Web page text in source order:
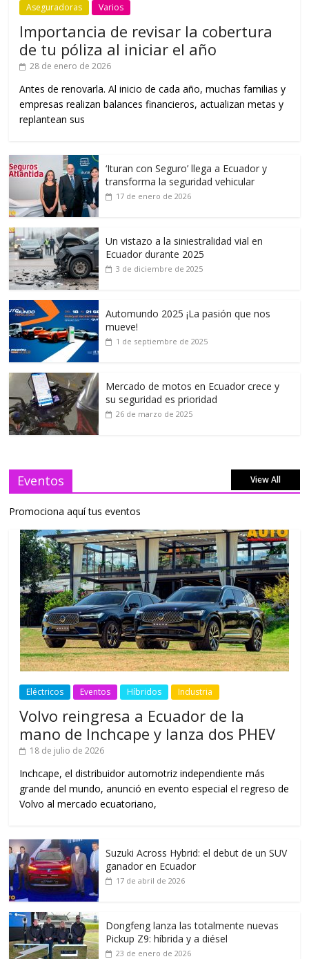
Aseguradoras Varios
Importancia de revisar la cobertura
de tu póliza al iniciar el año
28 de enero de 2026
Antes de renovarla. Al inicio de cada año, muchas familias y
empresas realizan balances financieros, actualizan metas y
replantean sus
‘Ituran con Seguro’ llega a Ecuador y
transforma la seguridad vehicular
17 de enero de 2026
Un vistazo a la siniestralidad vial en
Ecuador durante 2025
3 de diciembre de 2025
Automundo 2025 ¡La pasión que nos
mueve!
1 de septiembre de 2025
Mercado de motos en Ecuador crece y
su seguridad es prioridad
26 de marzo de 2025
Eventos View All
Promociona aquí tus eventos
Eléctricos Eventos Híbridos Industria
Volvo reingresa a Ecuador de la
mano de Inchcape y lanza dos PHEV
18 de julio de 2026
Inchcape, el distribuidor automotriz independiente más
grande del mundo, anunció en evento especial el regreso de
Volvo al mercado ecuatoriano,
Suzuki Across Hybrid: el debut de un SUV
ganador en Ecuador
17 de abril de 2026
Dongfeng lanza las totalmente nuevas
Pickup Z9: híbrida y a diésel
23 de enero de 2026